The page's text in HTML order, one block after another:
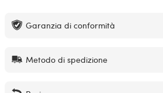
Garanzia di conformità
Metodo di spedizione